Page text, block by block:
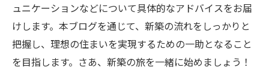
ュニケーションなどについて具体的なアドバイスをお届
けします。本ブログを通じて、新築の流れをしっかりと
把握し、理想の住まいを実現するための一助となること
を目指します。さあ、新築の旅を一緒に始めましょう！